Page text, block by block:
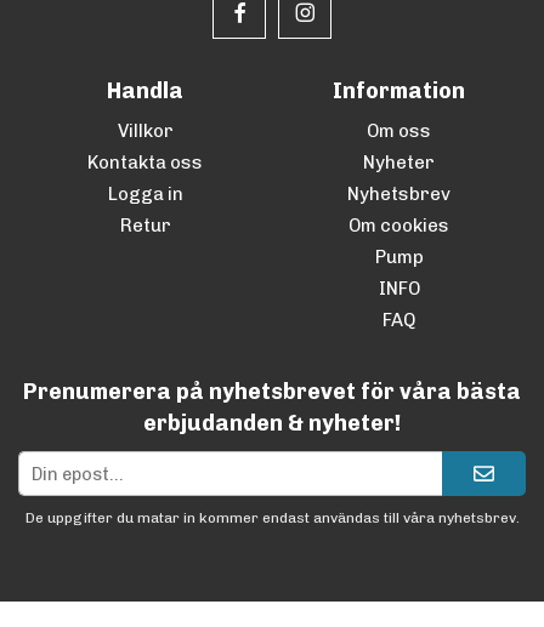
Handla
Villkor
Kontakta oss
Logga in
Retur
Information
Om oss
Nyheter
Nyhetsbrev
Om cookies
Pump
INFO
FAQ
Prenumerera på nyhetsbrevet för våra bästa
erbjudanden & nyheter!
De uppgifter du matar in kommer endast användas till våra nyhetsbrev.